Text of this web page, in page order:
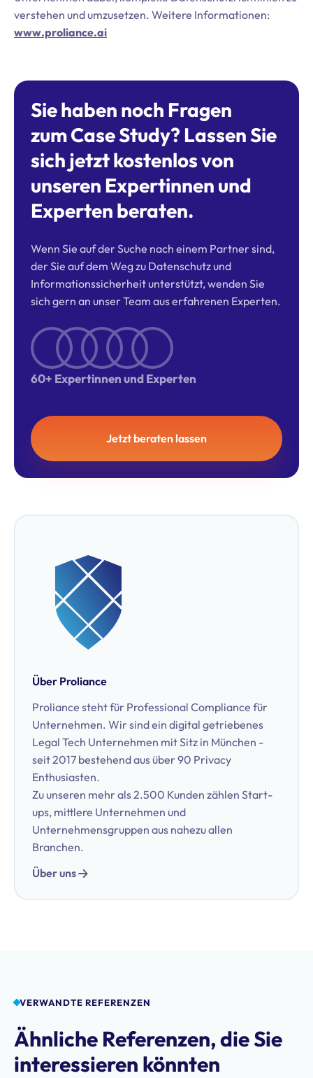
verstehen und umzusetzen. Weitere Informationen:
www.proliance.ai
Sie haben noch Fragen
zum Case Study? Lassen Sie
sich jetzt kostenlos von
unseren Expertinnen und
Experten beraten.
Wenn Sie auf der Suche nach einem Partner sind,
der Sie auf dem Weg zu Datenschutz und
Informationssicherheit unterstützt, wenden Sie
sich gern an unser Team aus erfahrenen Experten.
60+ Expertinnen und Experten
Jetzt beraten lassen
Über Proliance
Proliance steht für Professional Compliance für
Unternehmen. Wir sind ein digital getriebenes
Legal Tech Unternehmen mit Sitz in München -
seit 2017 bestehend aus über 90 Privacy
Enthusiasten.
Zu unseren mehr als 2.500 Kunden zählen Start-
ups, mittlere Unternehmen und
Unternehmensgruppen aus nahezu allen
Branchen.
Über uns
VERWANDTE REFERENZEN
Ähnliche Referenzen, die Sie
interessieren könnten